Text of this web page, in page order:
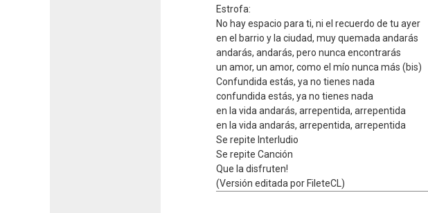
Estrofa:
No hay espacio para ti, ni el recuerdo de tu ayer
en el barrio y la ciudad, muy quemada andarás
andarás, andarás, pero nunca encontrarás
un amor, un amor, como el mío nunca más (bis)
Confundida estás, ya no tienes nada
confundida estás, ya no tienes nada
en la vida andarás, arrepentida, arrepentida
en la vida andarás, arrepentida, arrepentida
Se repite Interludio
Se repite Canción
Que la disfruten!
(Versión editada por FileteCL)